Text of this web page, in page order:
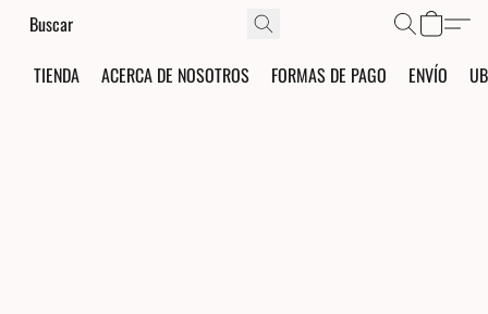
TIENDA ACERCA DE NOSOTROS FORMAS DE PAGO ENVÍO